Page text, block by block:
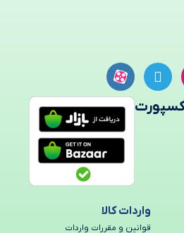
واردات کالا
قوانین و مقررات واردات